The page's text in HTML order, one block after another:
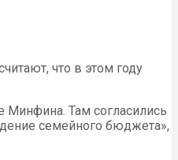
что в этом году
Минфина. Там согласились
семейного бюджета»,